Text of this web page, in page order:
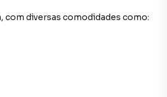
, com diversas comodidades como: